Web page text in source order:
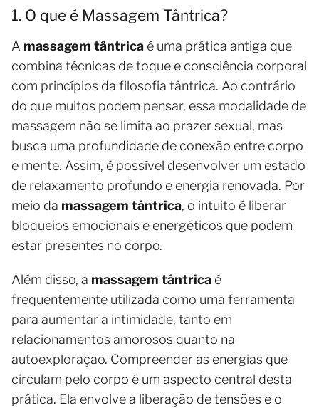
1. O que é Massagem Tântrica?
A massagem tântrica é uma prática antiga que
combina técnicas de toque e consciência corporal
com princípios da filosofia tântrica. Ao contrário
do que muitos podem pensar, essa modalidade de
massagem não se limita ao prazer sexual, mas
busca uma profundidade de conexão entre corpo
e mente. Assim, é possível desenvolver um estado
de relaxamento profundo e energia renovada. Por
meio da massagem tântrica, o intuito é liberar
bloqueios emocionais e energéticos que podem
estar presentes no corpo.
Além disso, a massagem tântrica é
frequentemente utilizada como uma ferramenta
para aumentar a intimidade, tanto em
relacionamentos amorosos quanto na
autoexploração. Compreender as energias que
circulam pelo corpo é um aspecto central desta
prática. Ela envolve a liberação de tensões e o